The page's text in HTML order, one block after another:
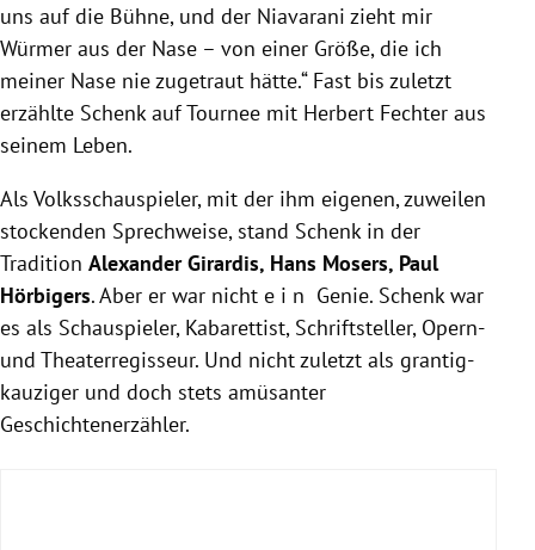
uns auf die Bühne, und der Niavarani zieht mir
Würmer aus der Nase – von einer Größe, die ich
meiner Nase nie zugetraut hätte.“ Fast bis zuletzt
erzählte Schenk auf Tournee mit Herbert Fechter aus
seinem Leben.
Als Volksschauspieler, mit der ihm eigenen, zuweilen
stockenden Sprechweise, stand Schenk in der
Tradition Alexander Girardis, Hans Mosers, Paul
Hörbigers. Aber er war nicht e i n Genie. Schenk war
es als Schauspieler, Kabarettist, Schriftsteller, Opern-
und Theaterregisseur. Und nicht zuletzt als grantig-
kauziger und doch stets amüsanter
Geschichtenerzähler.